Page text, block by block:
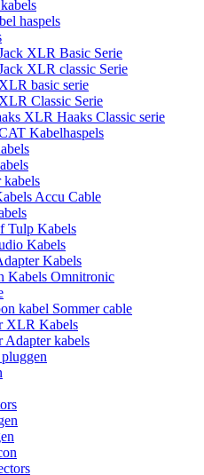
haspels
XLR Basic Serie
XLR classic Serie
basic serie
Classic Serie
XLR Haaks Classic serie
Kabelhaspels
kabels
Accu Cable
Tulp Kabels
Kabels
Kabels
Kabels Omnitronic
kabel Sommer cable
XLR Kabels
Adapter kabels